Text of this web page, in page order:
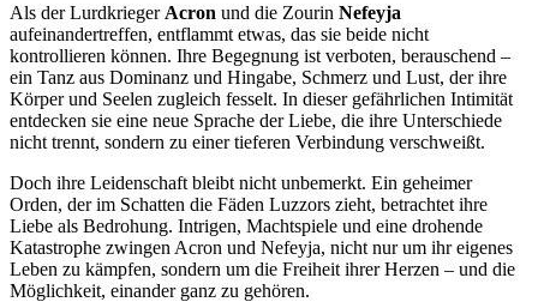
Als der Lurdkrieger Acron und die Zourin Nefeyja
aufeinandertreffen, entflammt etwas, das sie beide nicht
kontrollieren können. Ihre Begegnung ist verboten, berauschend –
ein Tanz aus Dominanz und Hingabe, Schmerz und Lust, der ihre
Körper und Seelen zugleich fesselt. In dieser gefährlichen Intimität
entdecken sie eine neue Sprache der Liebe, die ihre Unterschiede
nicht trennt, sondern zu einer tieferen Verbindung verschweißt.
Doch ihre Leidenschaft bleibt nicht unbemerkt. Ein geheimer
Orden, der im Schatten die Fäden Luzzors zieht, betrachtet ihre
Liebe als Bedrohung. Intrigen, Machtspiele und eine drohende
Katastrophe zwingen Acron und Nefeyja, nicht nur um ihr eigenes
Leben zu kämpfen, sondern um die Freiheit ihrer Herzen – und die
Möglichkeit, einander ganz zu gehören.